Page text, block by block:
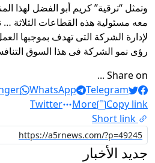
وتمثل “ترقية” كريم أبو الفضل لهذا
معه مسئولية هذه القطاعات الثلاثة …
لإدارة الشركة التى تهدف بموجبها
رؤى نمو الشركة فى هذا السوق
Share on ...
WhatsApp
Telegram
Twitter
More
Copy link
Short link
جديد الأخبار